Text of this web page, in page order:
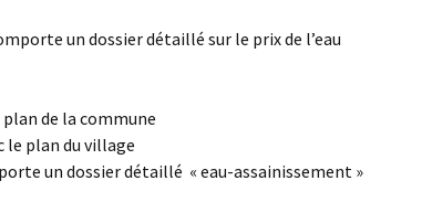
un dossier détaillé sur le prix de l’eau
plan de la commune
le plan du village
un dossier détaillé « eau-assainissement »